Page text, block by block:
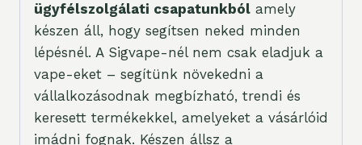
ügyfélszolgálati csapatunkból amely
készen áll, hogy segítsen neked minden
lépésnél. A Sigvape-nél nem csak eladjuk a
vape-eket – segítünk növekedni a
vállalkozásodnak megbízható, trendi és
keresett termékekkel, amelyeket a vásárlóid
imádni fognak. Készen állsz a